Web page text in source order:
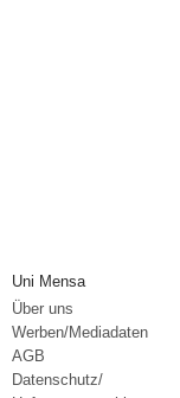
Uni Mensa
Über uns
Werben/Mediadaten
AGB
Datenschutz/